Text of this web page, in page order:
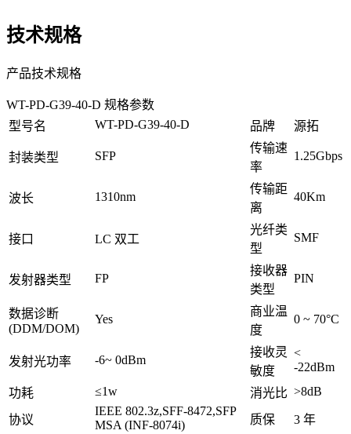
技术规格
产品技术规格
WT-PD-G39-40-D 规格参数
型号名
WT-PD-G39-40-D 品牌 源拓
封装类型 SFP
传输速
率
1.25Gbps
波长 1310nm
传输距
离
40Km
接口 LC 双工
光纤类
型
SMF
发射器类型 FP
接收器
类型
PIN
数据诊断
(DDM/DOM)
Yes
商业温
度
0 ~ 70°C
发射光功率 -6~ 0dBm
接收灵
敏度
<
-22dBm
功耗
≤1w 消光比 >8dB
协议
IEEE 802.3z,SFF-8472,SFP
MSA (INF-8074i)
质保
3 年